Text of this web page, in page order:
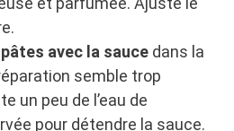
avec la sauce dans la
semble trop
un peu de l’eau de
pour détendre la sauce.